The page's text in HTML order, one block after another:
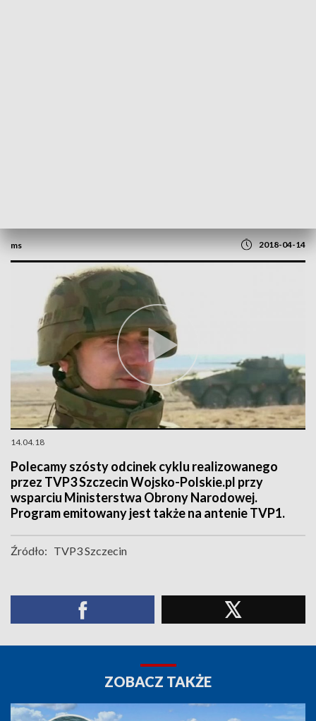
ms 2018-04-14
14.04.18
Polecamy szósty odcinek cyklu realizowanego
przez TVP3 Szczecin Wojsko-Polskie.pl przy
wsparciu Ministerstwa Obrony Narodowej.
Program emitowany jest także na antenie TVP1.
Źródło: TVP3 Szczecin
ZOBACZ TAKŻE